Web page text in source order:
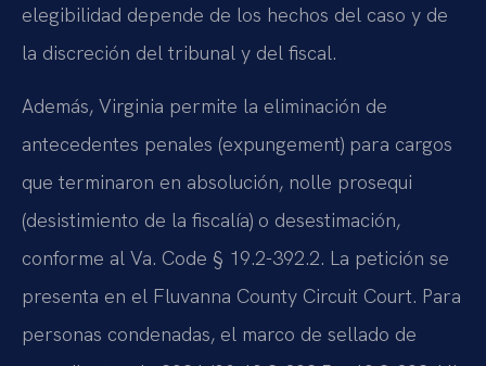
elegibilidad depende de los hechos del caso y de
la discreción del tribunal y del fiscal.
Además, Virginia permite la eliminación de
antecedentes penales (expungement) para cargos
que terminaron en absolución, nolle prosequi
(desistimiento de la fiscalía) o desestimación,
conforme al Va. Code § 19.2-392.2. La petición se
presenta en el Fluvanna County Circuit Court. Para
personas condenadas, el marco de sellado de